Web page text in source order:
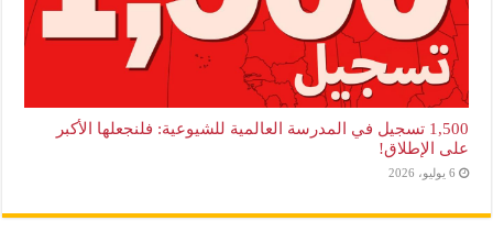
1,500 تسجيل في المدرسة العالمية للشيوعية: فلنجعلها الأكبر
على الإطلاق!
6 يوليو، 2026